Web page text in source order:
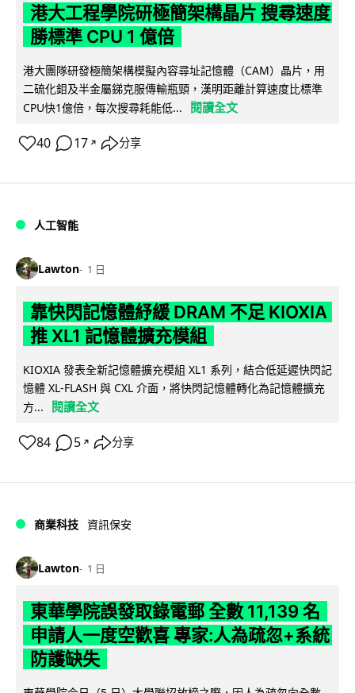
港大工程學院研極簡架構晶片 搜尋速度
勝標準 CPU 1 億倍
港大團隊研發極簡架構模擬內容尋址記憶體（CAM）晶片，用
二硫化鉬及半金屬銻克服傳輸瓶頸，漢明距離計算速度比標準
CPU快1億倍，每次搜尋耗能低...
閱讀全文
40 17 ↗ 分享
人工智能
Lawton 1 日
靠快閃記憶體紓緩 DRAM 不足 KIOXIA
推 XL1 記憶體擴充模組
KIOXIA 發表全新記憶體擴充模組 XL1 系列，結合低延遲快閃記
憶體 XL-FLASH 與 CXL 介面，將快閃記憶體轉化為記憶體擴充
方...
閱讀全文
84 5 ↗ 分享
商業科技 資訊保安
Lawton 1 日
東華學院誤發取錄電郵 全數 11,139 名
申請人一度空歡喜 專家:人為疏忽+系統
防護缺失